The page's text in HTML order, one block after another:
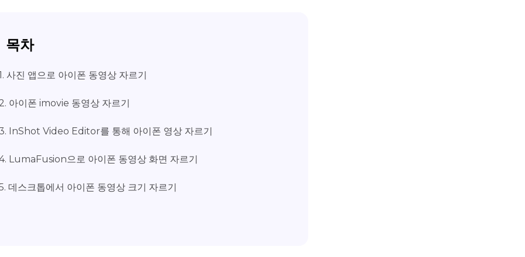
목차
사진 앱으로 아이폰 동영상 자르기
아이폰 imovie 동영상 자르기
InShot Video Editor를 통해 아이폰 영상 자르기
LumaFusion으로 아이폰 동영상 화면 자르기
데스크톱에서 아이폰 동영상 크기 자르기